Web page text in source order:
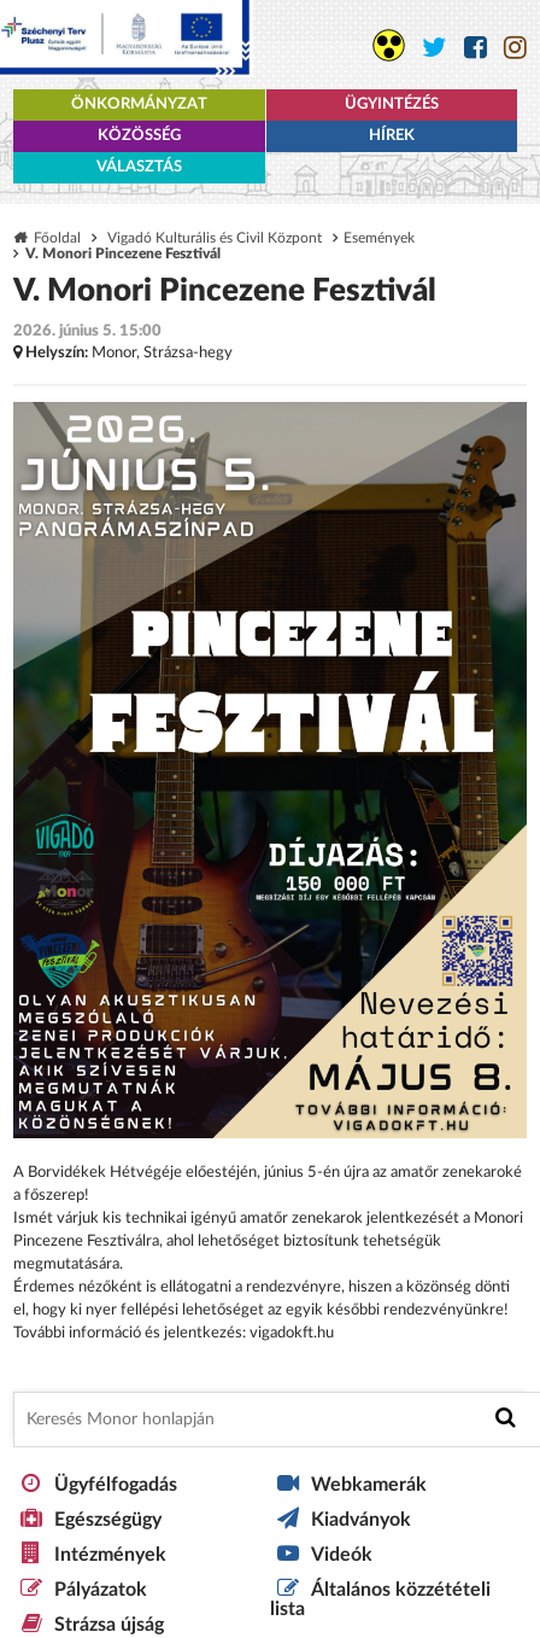
ÖNKORMÁNYZAT
ÜGYINTÉZÉS
KÖZÖSSÉG
HÍREK
VÁLASZTÁS
Főoldal Vigadó Kulturális és Civil Központ
Események
V. Monori Pincezene Fesztivál
V. Monori Pincezene Fesztivál
2026. június 5. 15:00
Helyszín: Monor, Strázsa-hegy
A Borvidékek Hétvégéje előestéjén, június 5-én újra az amatőr zenekaroké
a főszerep!
Ismét várjuk kis technikai igényű amatőr zenekarok jelentkezését a Monori
Pincezene Fesztiválra, ahol lehetőséget biztosítunk tehetségük
megmutatására.
Érdemes nézőként is ellátogatni a rendezvényre, hiszen a közönség dönti
el, hogy ki nyer fellépési lehetőséget az egyik későbbi rendezvényünkre!
További információ és jelentkezés: vigadokft.hu
Ügyfélfogadás
Egészségügy
Intézmények
Pályázatok
Strázsa újság
Webkamerák
Kiadványok
Videók
Általános közzétételi
lista